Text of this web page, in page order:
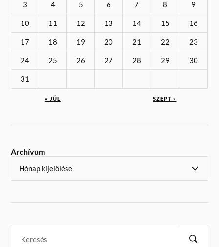
3 4 5 6 7 8 9
10 11 12 13 14 15 16
17 18 19 20 21 22 23
24 25 26 27 28 29 30
31
« JÚL SZEPT »
Archívum